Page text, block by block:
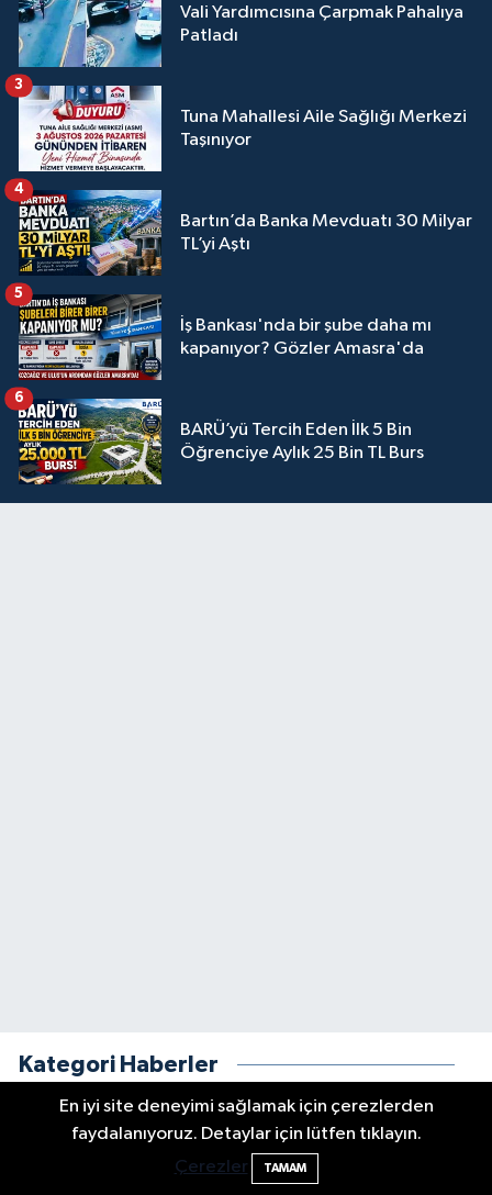
Vali Yardımcısına Çarpmak Pahalıya
Patladı
Tuna Mahallesi Aile Sağlığı Merkezi
Taşınıyor
3
Bartın’da Banka Mevduatı 30 Milyar
TL’yi Aştı
4
İş Bankası'nda bir şube daha mı
kapanıyor? Gözler Amasra'da
5
BARÜ’yü Tercih Eden İlk 5 Bin
Öğrenciye Aylık 25 Bin TL Burs
6
Kategori Haberler
En iyi site deneyimi sağlamak için çerezlerden
faydalanıyoruz. Detaylar için lütfen tıklayın.
Çerezler
TAMAM